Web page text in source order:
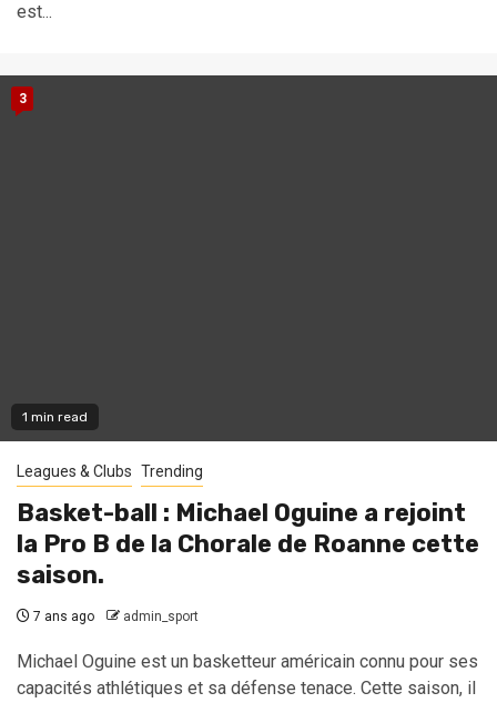
est...
1 min read
3
Leagues & Clubs Trending
Basket-ball : Michael Oguine a rejoint
la Pro B de la Chorale de Roanne cette
saison.
7 ans ago admin_sport
Michael Oguine est un basketteur américain connu pour ses
capacités athlétiques et sa défense tenace. Cette saison, il